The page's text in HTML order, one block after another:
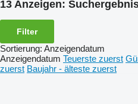
13 Anzeigen:
Filter
Sortierung: Anzeigendatum
Anzeigendatum Teuerste zuerst
zuerst Baujahr - älteste zuerst